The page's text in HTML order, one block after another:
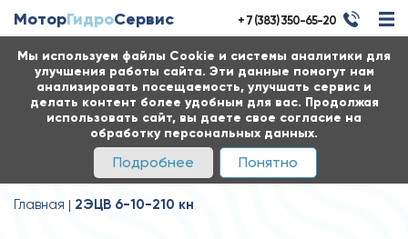
Мы используем файлы Cookie и системы аналитики для
улучшения работы сайта. Эти данные помогут нам
анализировать посещаемость, улучшать сервис и
делать контент более удобным для вас. Продолжая
использовать сайт, вы даете свое согласие на
обработку персональных данных.
Подробнее Понятно
МоторГидроСервис + 7 (383) 350-65-20
Главная 2ЭЦВ 6-10-210 кн